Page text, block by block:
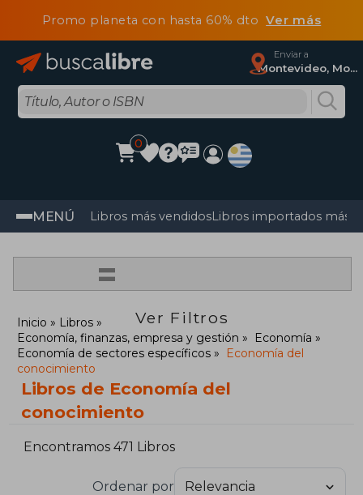
Promo planeta con hasta 60% dtoVer más
Enviar a
Montevideo, Montevideo
0
MENÚ Libros más vendidosLibros importados más
=
Ver Filtros
Inicio
Libros
Economía, finanzas, empresa y gestión
Economía
Economía de sectores específicos
Economía del
conocimiento
Libros de Economía del
conocimiento
Encontramos 471 Libros
Ordenar por